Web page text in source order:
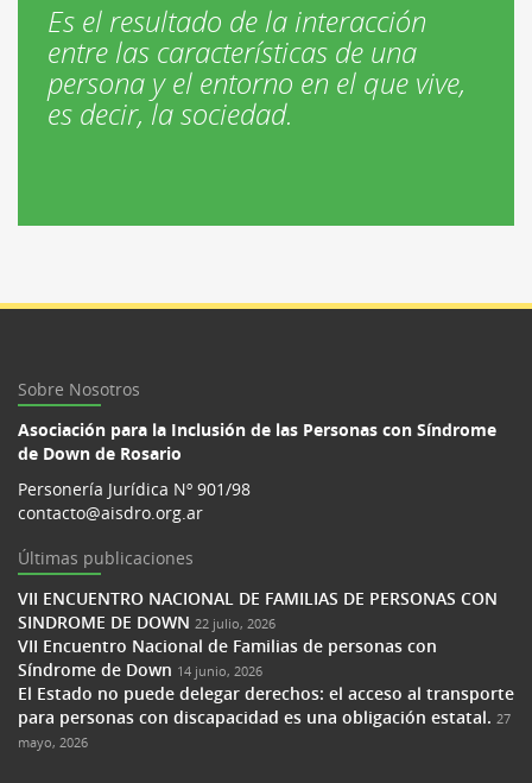
Es el resultado de la interacción
entre las características de una
persona y el entorno en el que vive,
es decir, la sociedad.
Sobre Nosotros
Asociación para la Inclusión de las Personas con Síndrome
de Down de Rosario
Personería Jurídica Nº 901/98
contacto@aisdro.org.ar
Últimas publicaciones
VII ENCUENTRO NACIONAL DE FAMILIAS DE PERSONAS CON
SINDROME DE DOWN 22 julio, 2026
VII Encuentro Nacional de Familias de personas con
Síndrome de Down 14 junio, 2026
El Estado no puede delegar derechos: el acceso al transporte
para personas con discapacidad es una obligación estatal. 27
mayo, 2026